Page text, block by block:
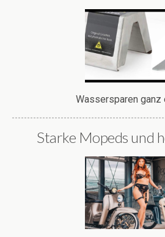
Wassersparen ganz
Starke Mopeds und